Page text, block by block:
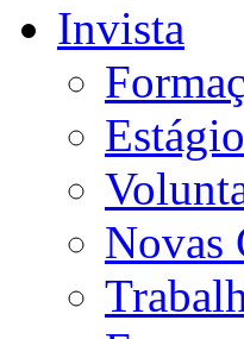
Invista
Novas